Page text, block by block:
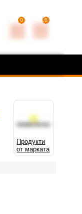
0 0
Продукти
от марката